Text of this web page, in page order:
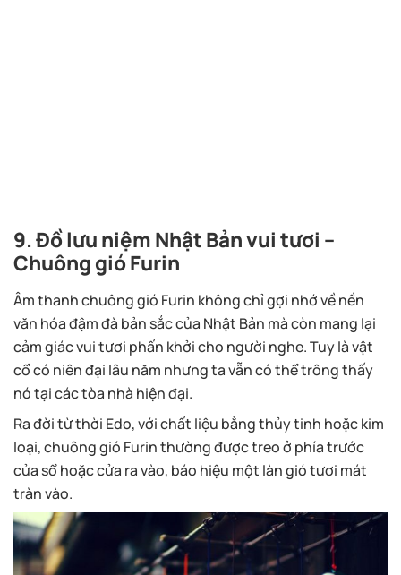
9. Đồ lưu niệm Nhật Bản vui tươi –
Chuông gió Furin
Âm thanh chuông gió Furin không chỉ gợi nhớ về nền
văn hóa đậm đà bản sắc của Nhật Bản mà còn mang lại
cảm giác vui tươi phấn khởi cho người nghe. Tuy là vật
cổ có niên đại lâu năm nhưng ta vẫn có thể trông thấy
nó tại các tòa nhà hiện đại.
Ra đời từ thời Edo, với chất liệu bằng thủy tinh hoặc kim
loại, chuông gió Furin thường được treo ở phía trước
cửa sổ hoặc cửa ra vào, báo hiệu một làn gió tươi mát
tràn vào.